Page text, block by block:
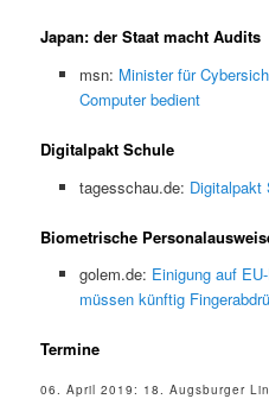
Japan: der Staat macht Audits
msn: Minister für
Computer bedient
Digitalpakt Schule
tagesschau.de: Digitalpakt
Biometrische
golem.de: Einigung auf
müssen künftig
Termine
06. April 2019: 18. Augsburger